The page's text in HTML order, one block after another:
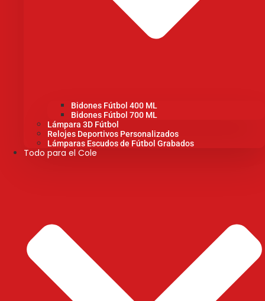
Bidones Fútbol 400 ML
Bidones Fútbol 700 ML
Lámpara 3D Fútbol
Relojes Deportivos Personalizados
Lámparas Escudos de Fútbol Grabados
Todo para el Cole